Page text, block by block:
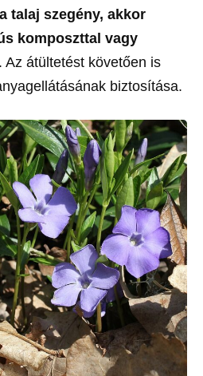
talaj szegény, akkor
komposzttal vagy
. Az átültetést követően is
biztosítása.